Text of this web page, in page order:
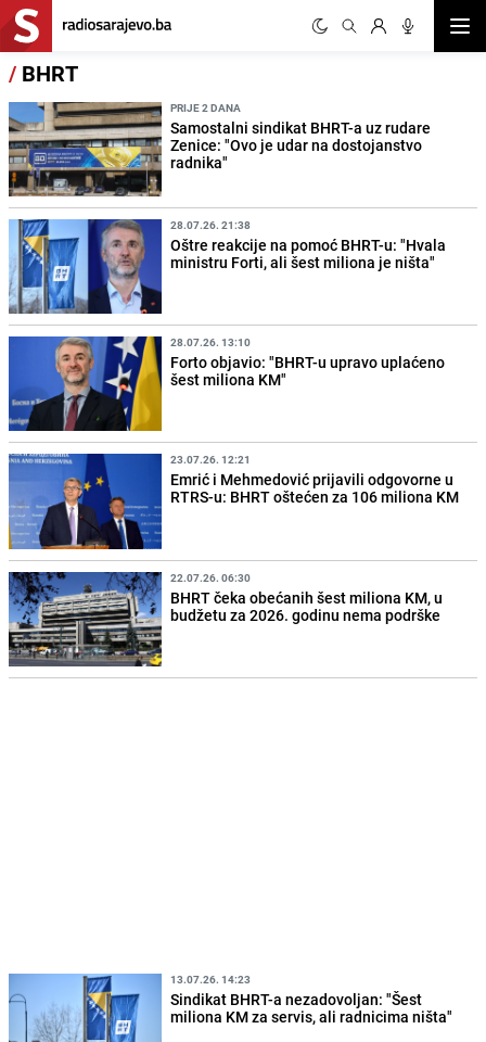
/ BHRT
PRIJE 2 DANA
Samostalni sindikat BHRT-a uz rudare
Zenice: "Ovo je udar na dostojanstvo
radnika"
28.07.26. 21:38
Oštre reakcije na pomoć BHRT-u: "Hvala
ministru Forti, ali šest miliona je ništa"
28.07.26. 13:10
Forto objavio: "BHRT-u upravo uplaćeno
šest miliona KM"
23.07.26. 12:21
Emrić i Mehmedović prijavili odgovorne u
RTRS-u: BHRT oštećen za 106 miliona KM
22.07.26. 06:30
BHRT čeka obećanih šest miliona KM, u
budžetu za 2026. godinu nema podrške
13.07.26. 14:23
Sindikat BHRT-a nezadovoljan: "Šest
miliona KM za servis, ali radnicima ništa"